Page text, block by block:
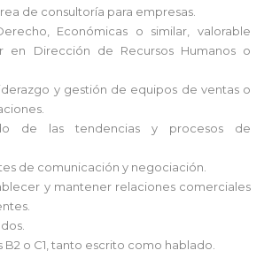
de consultoría para empresas.
Económicas o similar, valorable
en Dirección de Recursos Humanos o
y gestión de equipos de ventas o
de las tendencias y procesos de
de comunicación y negociación.
y mantener relaciones comerciales
o C1, tanto escrito como hablado.